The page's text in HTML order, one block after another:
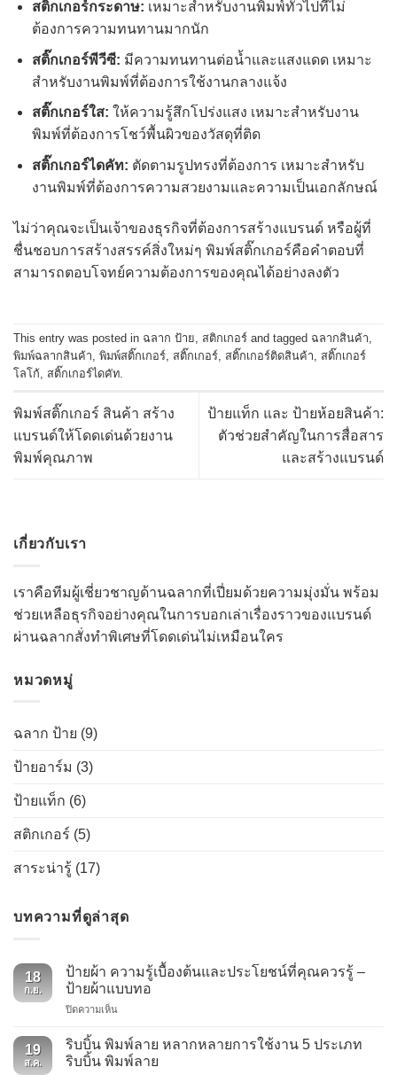
สติ๊กเกอร์กระดาษ: เหมาะสำหรับงานพิมพ์ทั่วไปที่ไม่
ต้องการความทนทานมากนัก
สติ๊กเกอร์พีวีซี: มีความทนทานต่อน้ำและแสงแดด เหมาะ
สำหรับงานพิมพ์ที่ต้องการใช้งานกลางแจ้ง
สติ๊กเกอร์ใส: ให้ความรู้สึกโปร่งแสง เหมาะสำหรับงาน
พิมพ์ที่ต้องการโชว์พื้นผิวของวัสดุที่ติด
สติ๊กเกอร์ไดคัท: ตัดตามรูปทรงที่ต้องการ เหมาะสำหรับ
งานพิมพ์ที่ต้องการความสวยงามและความเป็นเอกลักษณ์
ไม่ว่าคุณจะเป็นเจ้าของธุรกิจที่ต้องการสร้างแบรนด์ หรือผู้ที่
ชื่นชอบการสร้างสรรค์สิ่งใหม่ๆ พิมพ์สติ๊กเกอร์คือคำตอบที่
สามารถตอบโจทย์ความต้องการของคุณได้อย่างลงตัว
This entry was posted in ฉลาก ป้าย, สติกเกอร์ and tagged ฉลากสินค้า,
พิมพ์ฉลากสินค้า, พิมพ์สติ๊กเกอร์, สติ๊กเกอร์, สติ๊กเกอร์ติดสินค้า, สติ๊กเกอร์
โลโก้, สติ๊กเกอร์ไดคัท.
พิมพ์สติ๊กเกอร์ สินค้า สร้าง
แบรนด์ให้โดดเด่นด้วยงาน
พิมพ์คุณภาพ
ป้ายแท็ก และ ป้ายห้อยสินค้า:
ตัวช่วยสำคัญในการสื่อสาร
และสร้างแบรนด์
เกี่ยวกับเรา
เราคือทีมผู้เชี่ยวชาญด้านฉลากที่เปี่ยมด้วยความมุ่งมั่น พร้อม
ช่วยเหลือธุรกิจอย่างคุณในการบอกเล่าเรื่องราวของแบรนด์
ผ่านฉลากสั่งทำพิเศษที่โดดเด่นไม่เหมือนใคร
หมวดหมู่
ฉลาก ป้าย (9)
ป้ายอาร์ม (3)
ป้ายแท็ก (6)
สติกเกอร์ (5)
สาระน่ารู้ (17)
บทความที่ดูล่าสุด
18
ก.ย.
ป้ายผ้า ความรู้เบื้องต้นและประโยชน์ที่คุณควรรู้ –
ป้ายผ้าแบบทอ
ปิดความเห็น
ความ
รู้
19
ส.ค.
ริบบิ้น พิมพ์ลาย หลากหลายการใช้งาน 5 ประเภท
ริบบิ้น พิมพ์ลาย